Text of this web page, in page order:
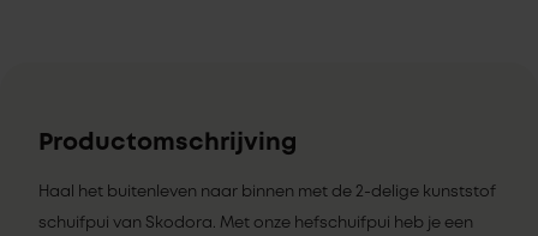
Productomschrijving
Haal het buitenleven naar binnen met de 2-delige kunststof
schuifpui van Skodora. Met onze hefschuifpui heb je een